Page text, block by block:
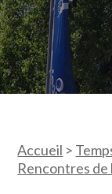
Accueil >
Rencontres de